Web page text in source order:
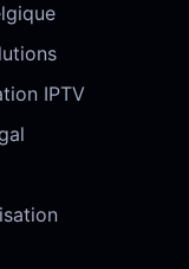
IPTV